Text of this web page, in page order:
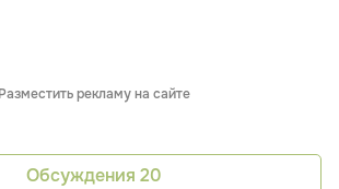
Разместить рекламу на сайте
Обсуждения 20